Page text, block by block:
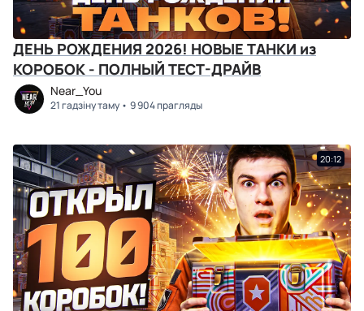
ДЕНЬ РОЖДЕНИЯ 2026! НОВЫЕ ТАНКИ из
КОРОБОК - ПОЛНЫЙ ТЕСТ-ДРАЙВ
Near_You
21 гадзіну таму 9 904 прагляды
20:12